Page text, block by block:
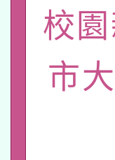
「數
pilot
有關
薪
業
115
校
市